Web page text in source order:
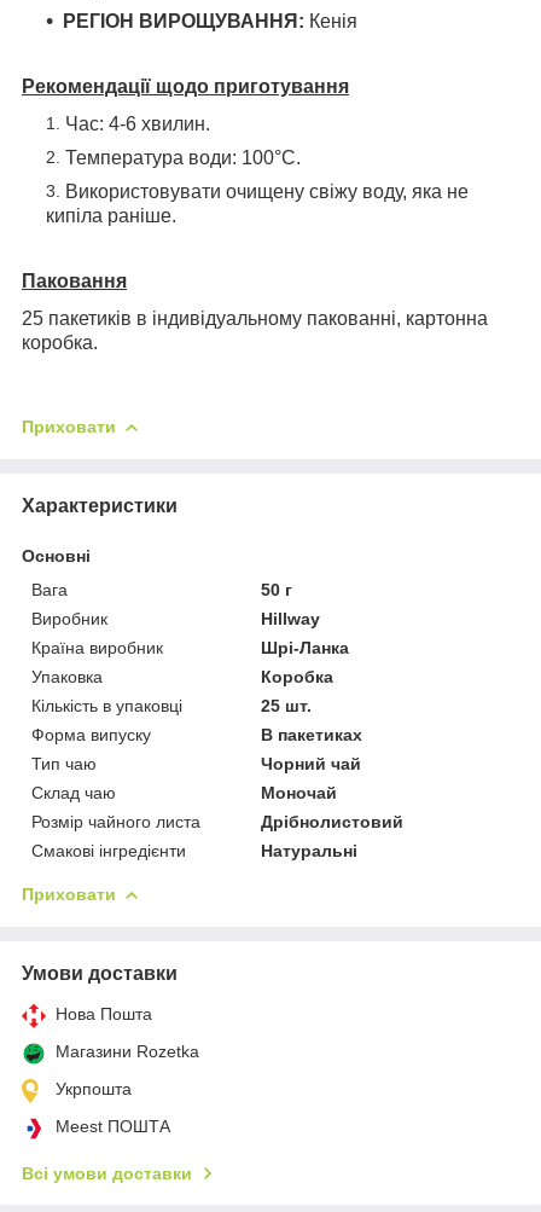
РЕГІОН ВИРОЩУВАННЯ: Кенія
Рекомендації щодо приготування
Час: 4-6 хвилин.
Температура води: 100°С.
Використовувати очищену свіжу воду, яка не
кипіла раніше.
Паковання
25 пакетиків в індивідуальному пакованні, картонна
коробка.
Приховати
Характеристики
Основні
Вага
50 г
Виробник
Hillway
Країна виробник
Шрі-Ланка
Упаковка
Коробка
Кількість в упаковці
25 шт.
Форма випуску
В пакетиках
Тип чаю
Чорний чай
Склад чаю
Моночай
Розмір чайного листа
Дрібнолистовий
Смакові інгредієнти
Натуральні
Приховати
Умови доставки
Нова Пошта
Магазини Rozetka
Укрпошта
Meest ПОШТА
Всі умови доставки